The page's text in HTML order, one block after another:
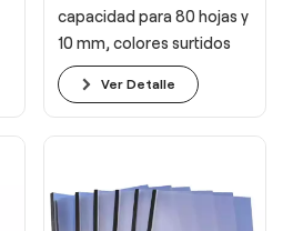
capacidad para 80 hojas y
10 mm, colores surtidos
Ver Detalle